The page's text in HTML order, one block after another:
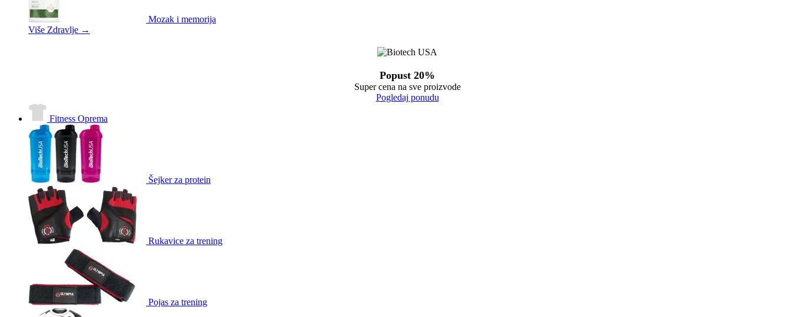
Mozak i memorija
Više Zdravlje →
Popust 20%
Super cena na sve proizvode
Pogledaj ponudu
Fitness Oprema
Šejker za protein
Rukavice za trening
Pojas za trening